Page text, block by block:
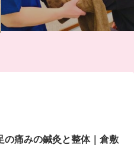
の痛みの鍼灸と整体｜倉敷